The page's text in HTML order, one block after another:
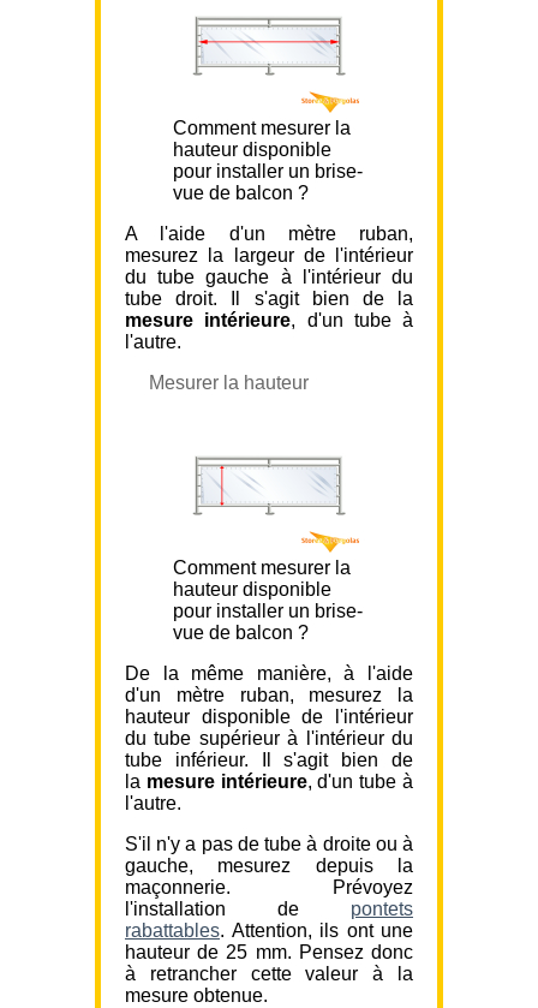
Comment mesurer la
hauteur disponible
pour installer un brise-
vue de balcon ?
A l'aide d'un mètre ruban,
mesurez la largeur de l'intérieur
du tube gauche à l'intérieur du
tube droit. Il s'agit bien de la
mesure intérieure, d'un tube à
l'autre.
Mesurer la hauteur
Comment mesurer la
hauteur disponible
pour installer un brise-
vue de balcon ?
De la même manière, à l'aide
d'un mètre ruban, mesurez la
hauteur disponible de l'intérieur
du tube supérieur à l'intérieur du
tube inférieur. Il s'agit bien de
la mesure intérieure, d'un tube à
l'autre.
S'il n'y a pas de tube à droite ou à
gauche, mesurez depuis la
maçonnerie. Prévoyez
l'installation de pontets
rabattables. Attention, ils ont une
hauteur de 25 mm. Pensez donc
à retrancher cette valeur à la
mesure obtenue.